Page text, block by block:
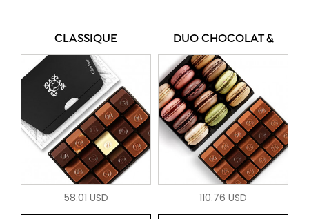
CLASSIQUE
58.01 USD
DUO CHOCOLAT &
110.76 USD